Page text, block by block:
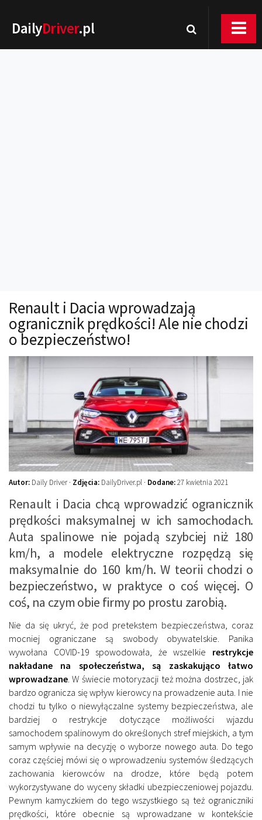
DailyDriver.pl
Technika jazdy
Oświetlenie
Kalkulatory
Renault i Dacia wprowadzają
ogranicznik prędkości! Ale nie chodzi
o bezpieczeństwo!
Autor: Daily Driver · Zdjęcia: DailyDriver.pl · Dodane:27 kwietnia 2021
Renault i Dacia chcą wprowadzić ogranicznik
prędkości maksymalnej w ich samochodach.
Auta spalinowe nie pojadą szybciej niż 180
km/h, a modele elektryczne rozpędzą się
maksymalnie do 160 km/h. W teorii chodzi o
bezpieczeństwo, w praktyce o coś więcej. O
coś, na czym obie firmy po prostu zarobią.
Nie da się ukryć, że pod pretekstem bezpieczeństwa, coraz
mocniej ograniczane są swobody obywatelskie. Panika
wywołana COVID-19 spowodowała, że wszelkie restrykcje
nakładane na społeczeństwa, są zaskakująco łatwo
wprowadzane . W świecie motoryzacji też można dostrzec, jak
bardzo ogranicza się wpływ kierowcy na prowadzenie auta. I nie
chodzi tu tylko o niewyłączalne systemy bezpieczeństwa, ale
bardziej o restrykcje dotyczące możliwości wjazdu
samochodem spalinowym do określonych stref miejskich, a tym
samym wpływie na decyzję o wyborze nowego auta. Do tego
coraz częściej mówi się o wprowadzeniu systemów śledzących
zachowania kierowców na drodze, które będą potem
wykorzystywane do wyceny składki ubezpieczeniowej pojazdu.
Pewnym kamyczkiem do tego wszystkiego są też ograniczniki
prędkości, które obecnie są wprowadzane w kontekście